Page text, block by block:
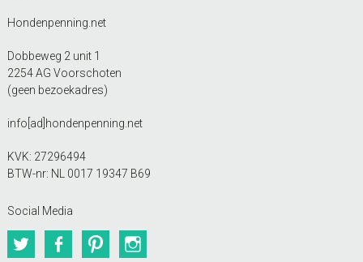
Hondenpenning.net
Dobbeweg 2 unit 1
2254 AG Voorschoten
(geen bezoekadres)
info[ad]hondenpenning.net
KVK: 27296494
BTW-nr: NL 0017 19347 B69
Social Media
TwitterFacebookPinterest